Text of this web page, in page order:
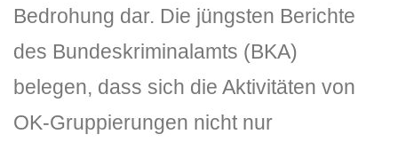
DLH Stick Bedienungsanleitung
Videoanleitung und Manual
Versionsinformationen
Bedrohung dar. Die jüngsten Berichte
des Bundeskriminalamts (BKA)
belegen, dass sich die Aktivitäten von
OK-Gruppierungen nicht nur